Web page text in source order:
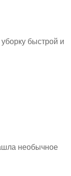
быстрой и
необычное